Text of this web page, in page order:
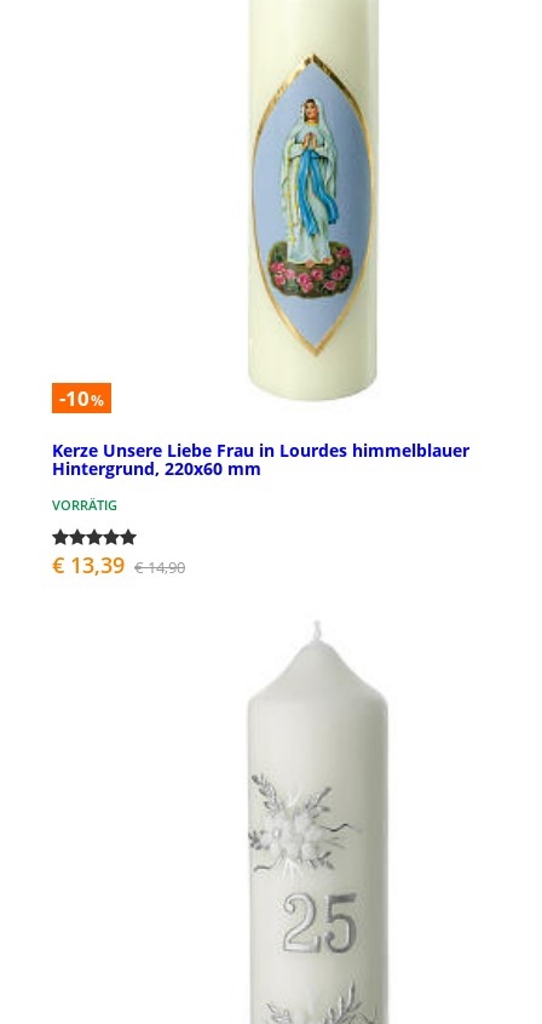
-10%
Kerze Unsere Liebe Frau in Lourdes himmelblauer
Hintergrund, 220x60 mm
VORRÄTIG
€ 13,39 € 14,90